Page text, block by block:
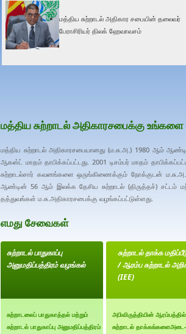
மத்திய சுற்றாடல் அதிகார சபையின் தலைவர்
பேராசிரியர் திலக் ஹேவாவசம்
மத்திய சுற்றாடல் அதிகாரசபைக்கு
மத்திய சுற்றாடல் அதிகாரசபையானது (ம.சு.அ.) 1980 ஆம்
ஆகஸ்ட் மாதம் தாபிக்கப்பட்டது. 2001 டிசம்பர் மாதம்
சுற்றாடல்சார் கவனங்களை ஒருங்கிணைக்கும் நோக்குடன்
ஆண்டின் 56 ஆம் இலக்க தேசிய சுற்றாடல் (திருத்தச்) சட்டம்
தத்துவங்கள் ம.சு.அதிகாரசபைக்கு வழங்கப்பட்டுள்ளது.
எமது சேவைகள்
சுற்றாடல் பாதுகாப்பு
அனுமதிப்பத்திரம் வழங்கல்
சுற்றாடலைப் பாதுகாத்தல் மற்றும்
சுற்றாடல் பாதுகாப்பு அனுமதிப்பத்திரம்
சுற்றாடல் தாக்க
/ ஆரம்ப சுற்றாடல்
(IEE)
அபிவிருத்தியின் ஆரம்பத்தில்
சுற்றாடல் தாக்கங்களைஅடை-